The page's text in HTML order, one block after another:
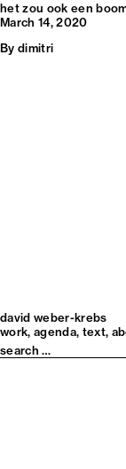
het zou ook een
March 14, 2020
Bydimitri
david weber-krebs
work agenda text
Search
for: